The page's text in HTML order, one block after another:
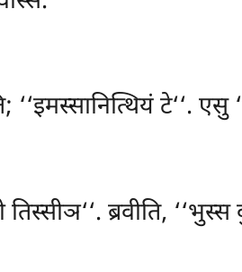
टे‘‘. एसु
तिस्सीञ‘‘. ब्रवीति,